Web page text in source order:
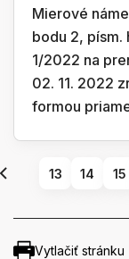
Mierové
bodu 2, písm.
1/2022 na
02. 11. 2022
formou
13 14 15
Vytlačiť stránku